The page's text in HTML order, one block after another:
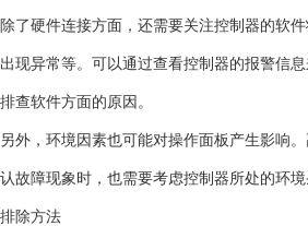
除了硬件连接方面，还需要关注控制器的软
出现异常等。可以通过查看控制器的报警信
排查软件方面的原因。
另外，环境因素也可能对操作面板产生影响
认故障现象时，也需要考虑控制器所处的环境
排除方法